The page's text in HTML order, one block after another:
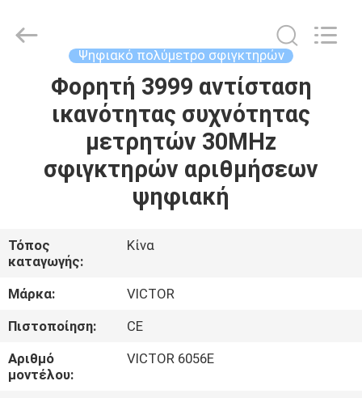
ΣΠΊΤΙ
ΠΡΟΪΌΝΤΑ
ΠΕΡΊΠΟΥ
ΓΎΡΟΣ
ΕΡΓΟΣΤΑΣΊΩΝ
ΠΟΙΟΤΙΚΌΣ
ΈΛΕΓΧΟΣ
Rights
Ψηφιακό πολύμετρο σφιγκτηρών
Φορητή 3999 αντίσταση
ικανότητας συχνότητας
μετρητών 30MHz
σφιγκτηρών αριθμήσεων
ψηφιακή
Τόπος
καταγωγής:
Κίνα
Μάρκα:
VICTOR
Πιστοποίηση:
CE
Αριθμό
μοντέλου:
VICTOR 6056E